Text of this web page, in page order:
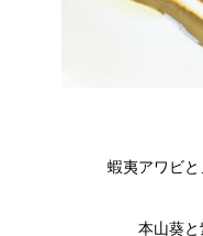
蝦夷アワビ
本山葵